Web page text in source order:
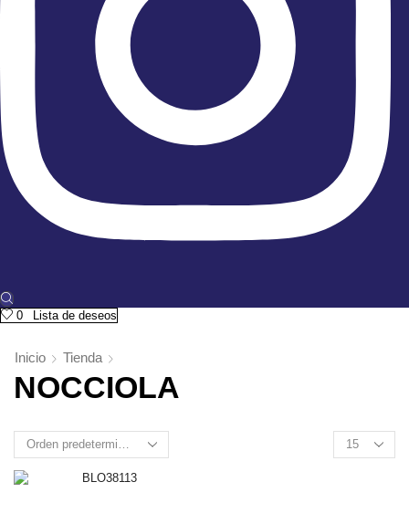
0 Lista de deseos
Inicio Tienda
NOCCIOLA
Products
per